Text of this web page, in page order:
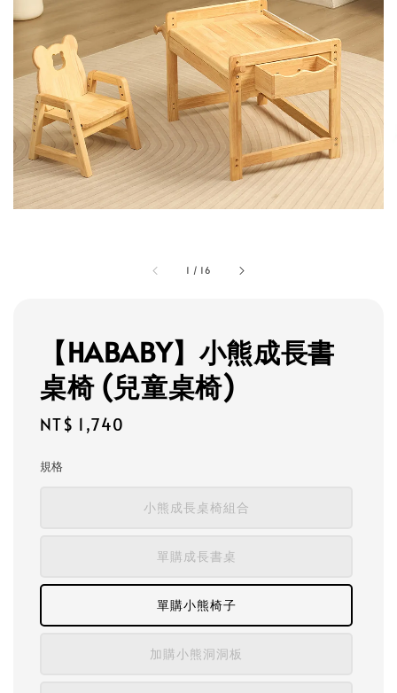
1 / 16
【HABABY】小熊成長書
桌椅 (兒童桌椅)
Regular
NT$ 1,740
規格
小熊成長桌椅組合
單購成長書桌
單購小熊椅子
加購小熊洞洞板